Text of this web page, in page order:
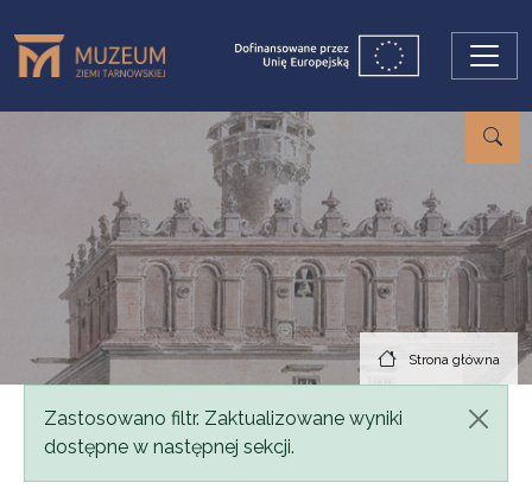
Strona główna
Komunikat
Zastosowano filtr. Zaktualizowane wyniki
dostępne w następnej sekcji.